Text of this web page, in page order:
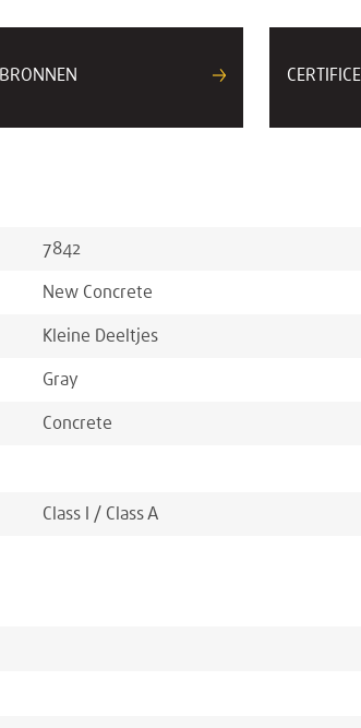
BRONNEN
7842
New Concrete
Kleine Deeltjes
Gray
Concrete
Class I / Class A